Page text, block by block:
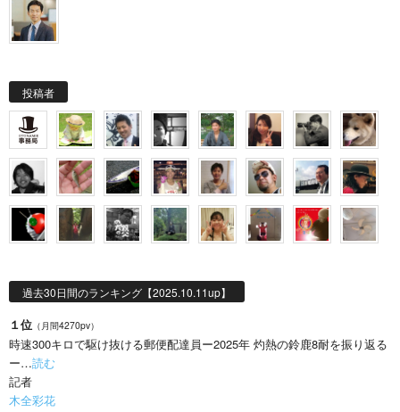
投稿者
過去30日間のランキング【2025.10.11up】
１位 （月間4270pv）
時速300キロで駆け抜ける郵便配達員ー2025年 灼熱の鈴鹿8耐を振り返る
ー…読む
記者
木全彩花